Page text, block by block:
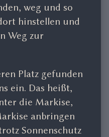
weg und so
hinstellen und
Weg zur
Platz gefunden
ein. Das heißt,
die Markise,
anbringen
Sonnenschutz